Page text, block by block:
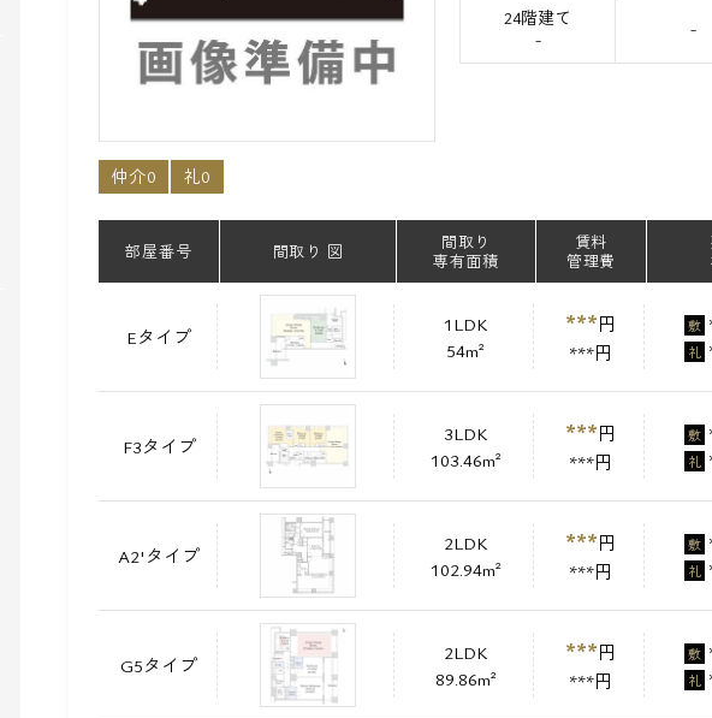
24階建て
-
-
仲介0 礼0
部屋番号 間取り 図
間取り
専有面積
賃料
管理費
Eタイプ
1LDK
54m²
***円
***円
敷
礼
F3タイプ
3LDK
103.46m²
***円
***円
敷
礼
A2'タイプ
2LDK
102.94m²
***円
***円
敷
礼
G5タイプ
2LDK
89.86m²
***円
***円
敷
礼